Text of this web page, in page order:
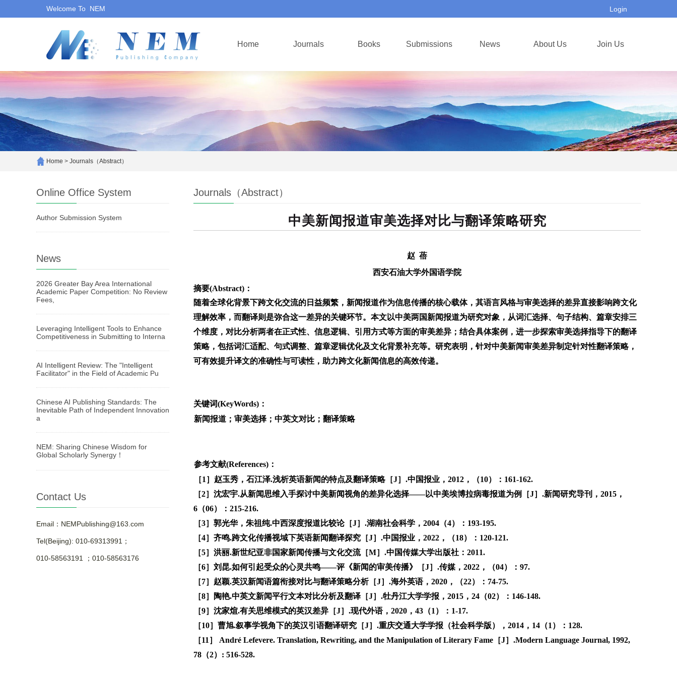
Welcome To NEM Login
Home Journals Books Submissions News About Us Join Us
Home > Journals（Abstract）
Online Office System
Author Submission System
News
2026 Greater Bay Area International
Academic Paper Competition: No Review
Fees,
Leveraging Intelligent Tools to Enhance
Competitiveness in Submitting to Interna
AI Intelligent Review: The "Intelligent
Facilitator" in the Field of Academic Pu
Chinese AI Publishing Standards: The
Inevitable Path of Independent Innovation
a
NEM: Sharing Chinese Wisdom for
Global Scholarly Synergy！
Contact Us
Email：NEMPublishing@163.com
Tel(Beijing): 010-69313991；
010-58563191 ；010-58563176
Journals（Abstract）
中美新闻报道审美选择对比与翻译策略研究
赵 蓓
西安石油大学外国语学院
摘要(Abstract)：
随着全球化背景下跨文化交流的日益频繁，新闻报道作为信息传播的核心载体，其语言风格与审美选择的差异直接影响跨文化
理解效率，而翻译则是弥合这一差异的关键环节。本文以中美两国新闻报道为研究对象，从词汇选择、句子结构、篇章安排三
个维度，对比分析两者在正式性、信息逻辑、引用方式等方面的审美差异；结合具体案例，进一步探索审美选择指导下的翻译
策略，包括词汇适配、句式调整、篇章逻辑优化及文化背景补充等。研究表明，针对中美新闻审美差异制定针对性翻译策略，
可有效提升译文的准确性与可读性，助力跨文化新闻信息的高效传递。
关键词(KeyWords)：
新闻报道；审美选择；中英文对比；翻译策略
参考文献(References)：
［1］赵玉秀，石江泽.浅析英语新闻的特点及翻译策略［J］.中国报业，2012，（10）：161-162.
［2］沈宏宇.从新闻思维入手探讨中美新闻视角的差异化选择——以中美埃博拉病毒报道为例［J］.新闻研究导刊，2015，
6（06）：215-216.
［3］郭光华，朱祖纯.中西深度报道比较论［J］.湖南社会科学，2004（4）：193-195.
［4］齐鸣.跨文化传播视域下英语新闻翻译探究［J］.中国报业，2022，（18）：120-121.
［5］洪丽.新世纪亚非国家新闻传播与文化交流［M］.中国传媒大学出版社：2011.
［6］刘昆.如何引起受众的心灵共鸣——评《新闻的审美传播》［J］.传媒，2022，（04）：97.
［7］赵颖.英汉新闻语篇衔接对比与翻译策略分析［J］.海外英语，2020，（22）：74-75.
［8］陶艳.中英文新闻平行文本对比分析及翻译［J］.牡丹江大学学报，2015，24（02）：146-148.
［9］沈家煊.有关思维模式的英汉差异［J］.现代外语，2020，43（1）：1-17.
［10］曹旭.叙事学视角下的英汉引语翻译研究［J］.重庆交通大学学报（社会科学版），2014，14（1）：128.
［11］ André Lefevere. Translation, Rewriting, and the Manipulation of Literary Fame［J］.Modern Language Journal, 1992,
78（2）: 516-528.